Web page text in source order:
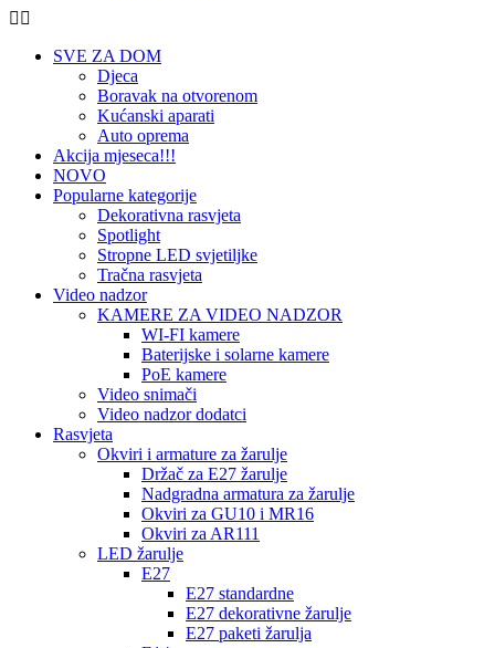
SVE ZA DOM
Djeca
Boravak na otvorenom
Kućanski aparati
Auto oprema
Akcija mjeseca!!!
NOVO
Popularne kategorije
Dekorativna rasvjeta
Spotlight
Stropne LED svjetiljke
Tračna rasvjeta
Video nadzor
KAMERE ZA VIDEO NADZOR
WI-FI kamere
Baterijske i solarne kamere
PoE kamere
Video snimači
Video nadzor dodatci
Rasvjeta
Okviri i armature za žarulje
Držač za E27 žarulje
Nadgradna armatura za žarulje
Okviri za GU10 i MR16
Okviri za AR111
LED žarulje
E27
E27 standardne
E27 dekorativne žarulje
E27 paketi žarulja